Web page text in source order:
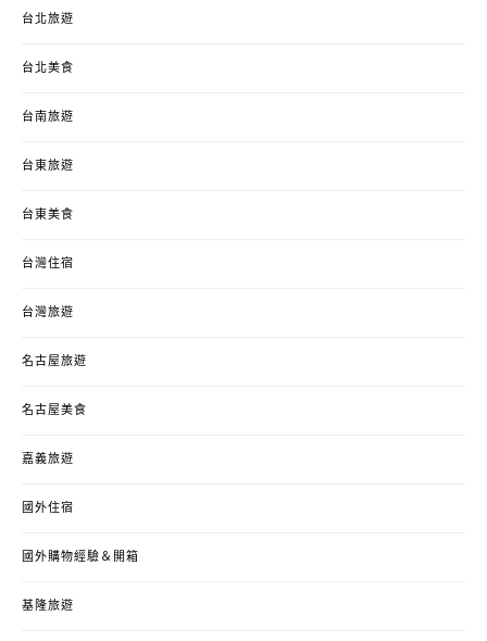
台北旅遊
台北美食
台南旅遊
台東旅遊
台東美食
台灣住宿
台灣旅遊
名古屋旅遊
名古屋美食
嘉義旅遊
國外住宿
國外購物經驗＆開箱
基隆旅遊